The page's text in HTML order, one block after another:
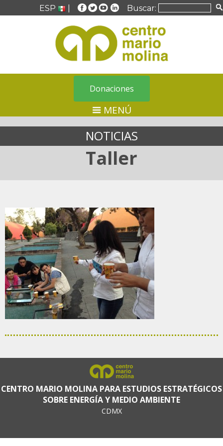
ESP Buscar:
Donaciones
MENÚ
NOTICIAS
Taller
CENTRO MARIO MOLINA PARA ESTUDIOS ESTRATÉGICOS
SOBRE ENERGÍA Y MEDIO AMBIENTE
CDMX